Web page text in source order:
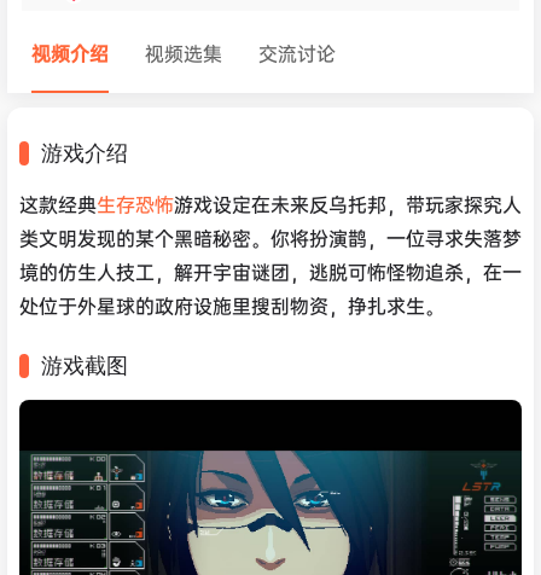
视频介绍 视频选集 交流讨论
游戏介绍
这款经典生存恐怖游戏设定在未来反乌托邦，带玩家探究人
类文明发现的某个黑暗秘密。你将扮演鹊，一位寻求失落梦
境的仿生人技工，解开宇宙谜团，逃脱可怖怪物追杀，在一
处位于外星球的政府设施里搜刮物资，挣扎求生。
游戏截图